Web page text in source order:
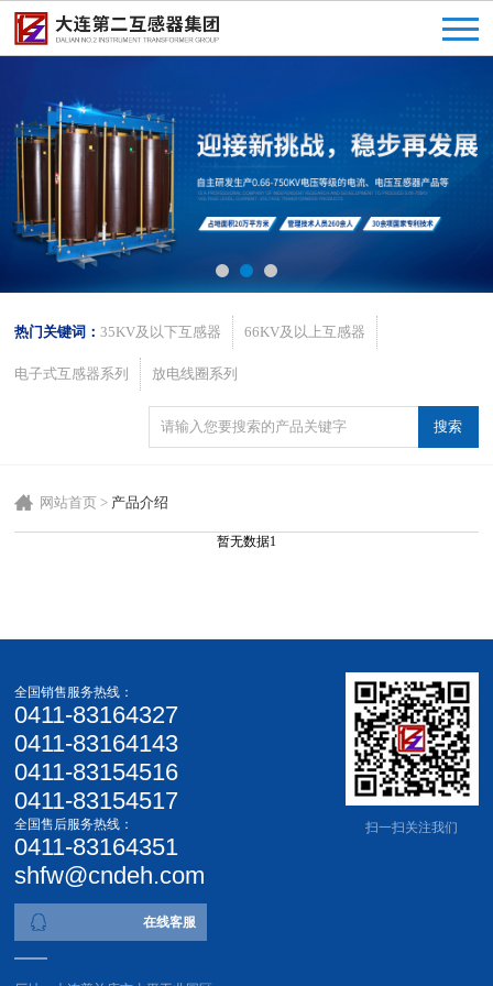
热门关键词：35KV及以下互感器 66KV及以上互感器
电子式互感器系列 放电线圈系列
网站首页 > 产品介绍
暂无数据1
扫一扫关注我们
全国销售服务热线：
0411-83164327
0411-83164143
0411-83154516
0411-83154517
全国售后服务热线：
0411-83164351
shfw@cndeh.com
在线客服